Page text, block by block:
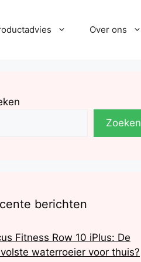
Over ons
Zoeken
berichten
Fitness Row 10 iPlus: De
waterroeier voor thuis?